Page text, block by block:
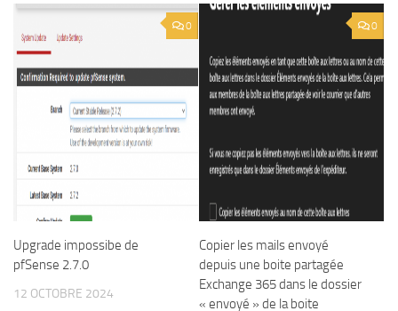
0
Upgrade impossibe de
pfSense 2.7.0
12 OCTOBRE 2024
0
Copier les mails envoyé
depuis une boite partagée
Exchange 365 dans le dossier
« envoyé » de la boite